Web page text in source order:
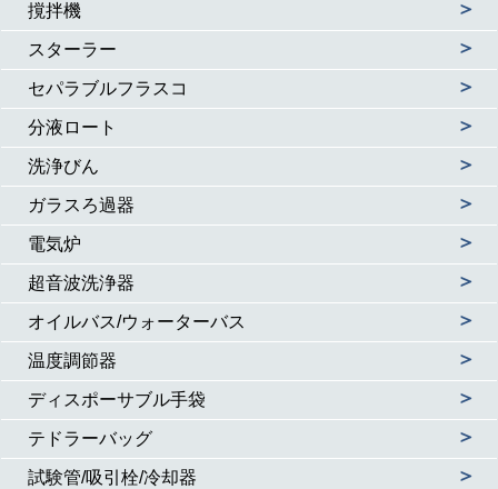
撹拌機 ＞
スターラー ＞
セパラブルフラスコ ＞
分液ロート ＞
洗浄びん ＞
ガラスろ過器 ＞
電気炉 ＞
超音波洗浄器 ＞
オイルバス/ウォーターバス ＞
温度調節器 ＞
ディスポーサブル手袋 ＞
テドラーバッグ ＞
試験管/吸引栓/冷却器 ＞